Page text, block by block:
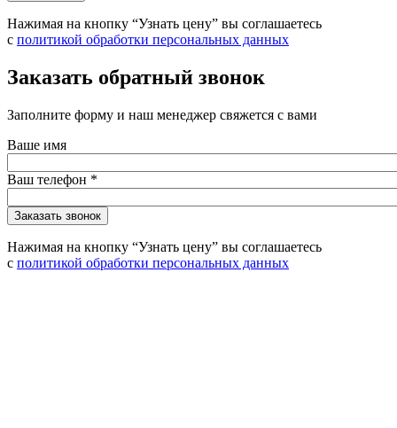
Нажимая на кнопку “Узнать цену” вы соглашаетесь
с политикой обработки персональных данных
Заказать обратный звонок
Заполните форму и наш менеджер свяжется с вами
Ваше имя
Ваш телефон *
Нажимая на кнопку “Узнать цену” вы соглашаетесь
с политикой обработки персональных данных